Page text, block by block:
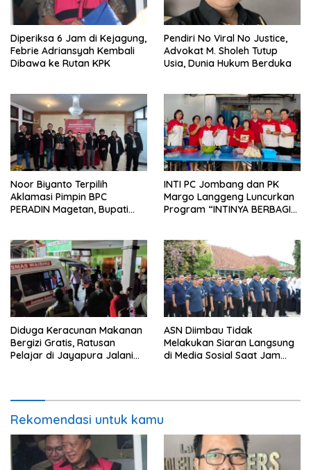
Diperiksa 6 Jam di Kejagung,
Febrie Adriansyah Kembali
Dibawa ke Rutan KPK
Pendiri No Viral No Justice,
Advokat M. Sholeh Tutup
Usia, Dunia Hukum Berduka
Noor Biyanto Terpilih
Aklamasi Pimpin BPC
PERADIN Magetan, Bupati
INTI PC Jombang dan PK
Margo Langgeng Luncurkan
Program “INTINYA BERBAGI”,
Diduga Keracunan Makanan
Bergizi Gratis, Ratusan
Pelajar di Jayapura Jalani
ASN Diimbau Tidak
Melakukan Siaran Langsung
di Media Sosial Saat Jam
Rekomendasi untuk kamu